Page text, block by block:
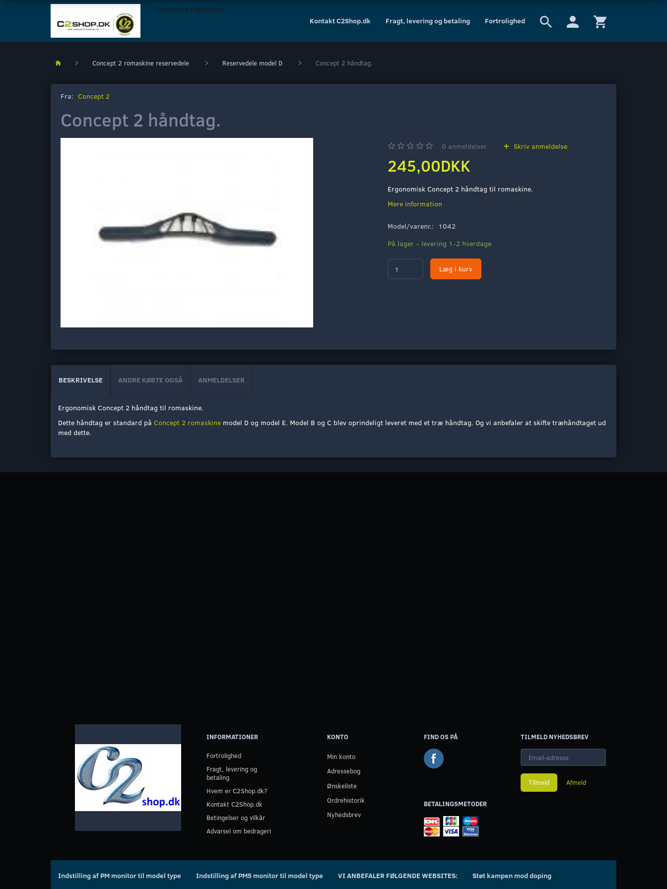
Fortrolighed
Fragt, levering og betaling
Kontakt C2Shop.dk
Concept 2 romaskine reservedele Reservedele model D Concept 2 håndtag.
Fra: Concept 2
Concept 2 håndtag.
0 anmeldelser Skriv anmeldelse
245,00DKK
Ergonomisk Concept 2 håndtag til romaskine.
Mere information
Model/varenr.:
1042
På lager – levering 1-2 hverdage
Læg i kurv
BESKRIVELSE ANDRE KØBTE OGSÅ ANMELDELSER
Ergonomisk Concept 2 håndtag til romaskine.
Dette håndtag er standard på Concept 2 romaskine model D og model E. Model B og C blev oprindeligt leveret med et træ håndtag. Og vi anbefaler at skifte træhåndtaget ud
med dette.
INFORMATIONER
Fortrolighed
Fragt, levering og
betaling
Hvem er C2Shop.dk?
Kontakt C2Shop.dk
Betingelser og vilkår
Advarsel om bedrageri
KONTO
Min konto
Adressebog
Ønskeliste
Ordrehistorik
Nyhedsbrev
FIND OS PÅ
BETALINGSMETODER
TILMELD NYHEDSBREV
Email-
adresse
Tilmeld Afmeld
Indstilling af PM monitor til model type Indstilling af PM5 monitor til model type VI ANBEFALER FØLGENDE WEBSITES: Støt kampen mod doping